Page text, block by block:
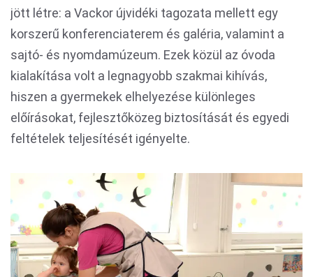
jött létre: a Vackor újvidéki tagozata mellett egy
korszerű konferenciaterem és galéria, valamint a
sajtó- és nyomdamúzeum. Ezek közül az óvoda
kialakítása volt a legnagyobb szakmai kihívás,
hiszen a gyermekek elhelyezése különleges
előírásokat, fejlesztőközeg biztosítását és egyedi
feltételek teljesítését igényelte.